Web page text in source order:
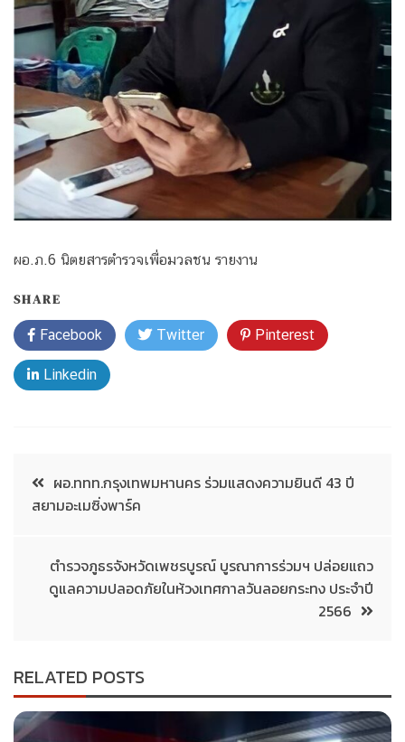
ผอ.ภ.6 นิตยสารตำรวจเพื่อมวลชน รายงาน
SHARE
Facebook Twitter Pinterest
Linkedin
ผอ.ททท.กรุงเทพมหานคร ร่วมแสดงความยินดี 43 ปี
สยามอะเมซิ่งพาร์ค
ตำรวจภูธรจังหวัดเพชรบูรณ์ บูรณาการร่วมฯ ปล่อยแถว
ดูแลความปลอดภัยในห้วงเทศกาลวันลอยกระทง ประจำปี
2566
RELATED POSTS